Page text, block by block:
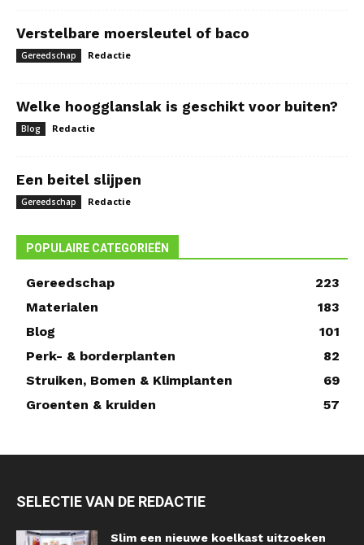
Verstelbare moersleutel of baco
Gereedschap Redactie
Welke hoogglanslak is geschikt voor buiten?
Blog Redactie
Een beitel slijpen
Gereedschap Redactie
POPULAIRE CATEGORIEËN
Gereedschap
223
Materialen
183
Blog
101
Perk- & borderplanten
82
Struiken, Bomen & Klimplanten
69
Groenten & kruiden
57
SELECTIE VAN DE REDACTIE
Slim een nieuwe koelkast uitzoeken